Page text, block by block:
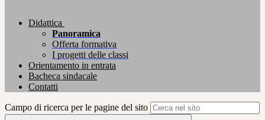
Didattica
Panoramica
Offerta formativa
I progetti delle classi
Orientamento in entrata
Bacheca sindacale
Contatti
Campo di ricerca per le pagine del sito